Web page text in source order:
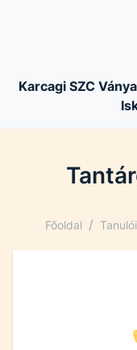
Karcagi SZC
Főoldal /